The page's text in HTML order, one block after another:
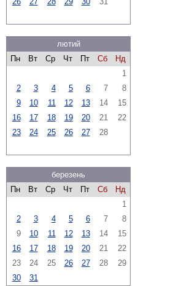
лютий
Пн
Вт Ср Чт Пт Сб
Нд
1
2
3 4 5 6 7
8
9
10 11 12 13 14
15
16
17 18 19 20 21
22
23
24 25 26 27 28
березень
Пн
Вт Ср Чт Пт Сб
Нд
1
2
3 4 5 6 7
8
9
10 11 12 13 14
15
16
17 18 19 20 21
22
23
24 25 26 27 28
29
30
31